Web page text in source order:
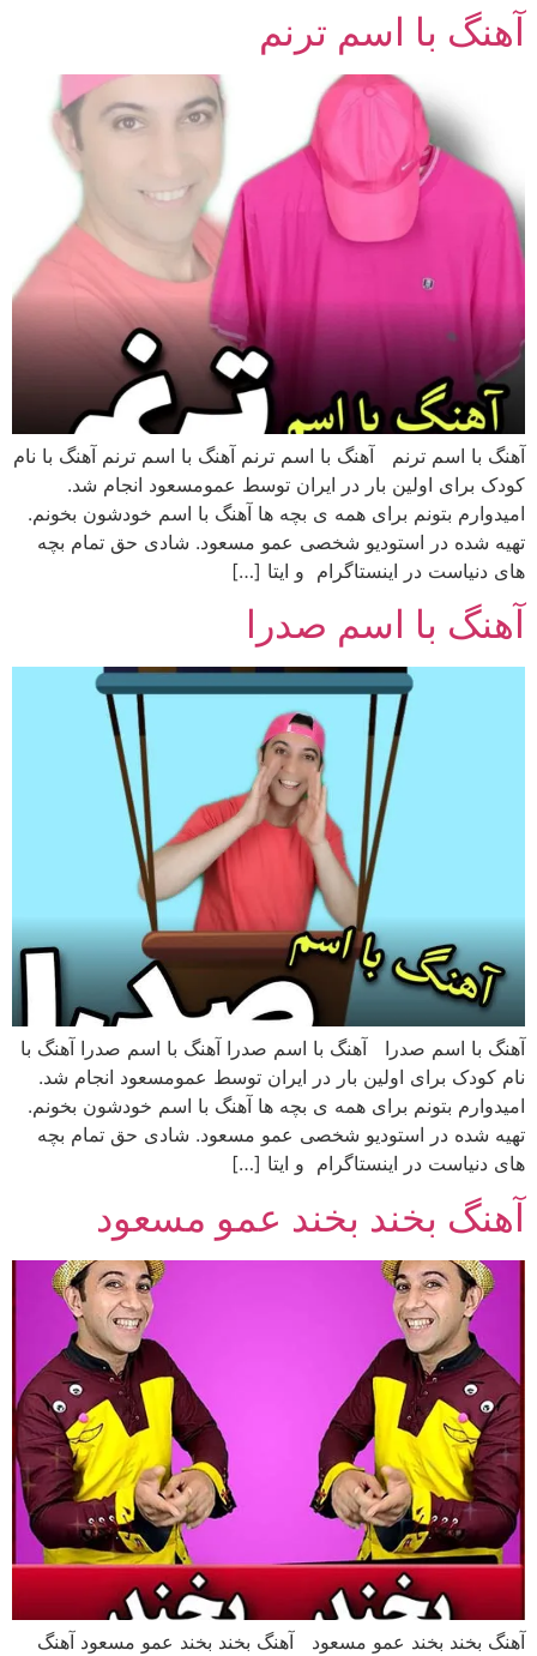
پرش
آهنگ با اسم ترنم
آهنگ با اسم ترنم آهنگ با اسم ترنم آهنگ با اسم ترنم آهنگ با نام
کودک برای اولین بار در ایران توسط عمومسعود انجام شد.
امیدوارم بتونم برای همه ی بچه ها آهنگ با اسم خودشون بخونم.
تهیه شده در استودیو شخصی عمو مسعود. شادی حق تمام بچه
های دنیاست در اینستاگرام و ایتا […]
آهنگ با اسم صدرا
آهنگ با اسم صدرا آهنگ با اسم صدرا آهنگ با اسم صدرا آهنگ با
نام کودک برای اولین بار در ایران توسط عمومسعود انجام شد.
امیدوارم بتونم برای همه ی بچه ها آهنگ با اسم خودشون بخونم.
تهیه شده در استودیو شخصی عمو مسعود. شادی حق تمام بچه
های دنیاست در اینستاگرام و ایتا […]
آهنگ بخند بخند عمو مسعود
آهنگ بخند بخند عمو مسعود آهنگ بخند بخند عمو مسعود آهنگ